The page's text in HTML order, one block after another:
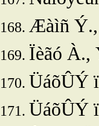
Æàìñ Ý.,
Ïèãó À.,
ÜáõÛÝ
ÜáõÛÝ